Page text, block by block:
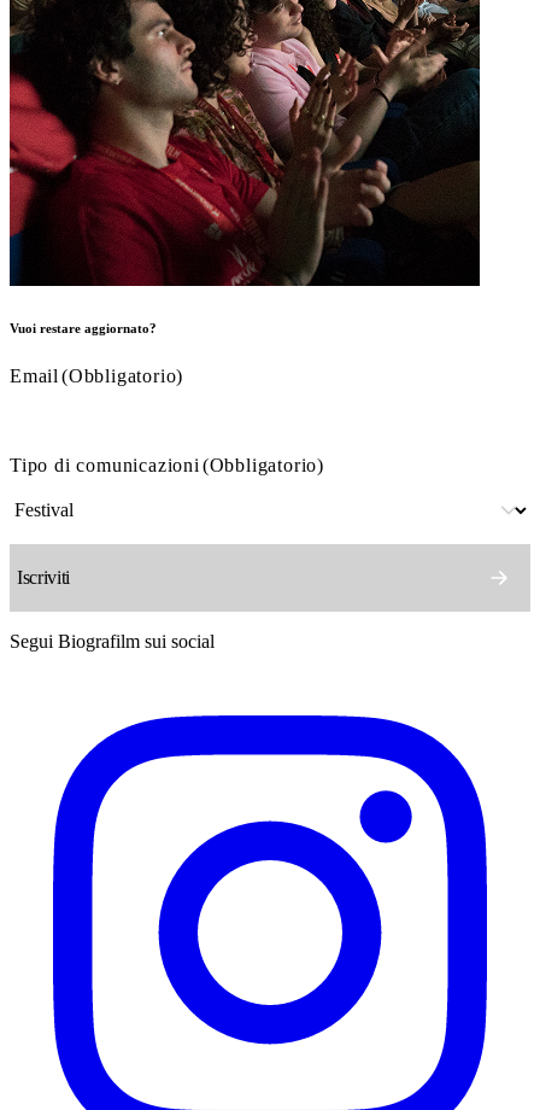
Vuoi restare aggiornato?
Email (Obbligatorio)
Tipo di comunicazioni (Obbligatorio)
Segui Biografilm sui social